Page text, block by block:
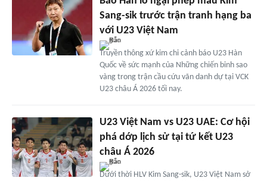
Sang-sik trước trận tranh hạng ba
với U23 Việt Nam
Truyền thông xứ kim chi cảnh báo U23 Hàn
Quốc về sức mạnh của Những chiến binh sao
vàng trong trận cầu cứu vãn danh dự tại VCK
U23 châu Á 2026 tối nay.
U23 Việt Nam vs U23 UAE: Cơ hội
phá dớp lịch sử tại tứ kết U23
châu Á 2026
Dưới thời HLV Kim Sang-sik, U23 Việt Nam sở